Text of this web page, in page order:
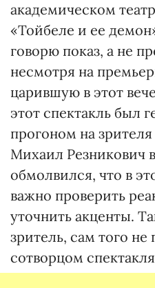
академическом
«Тойбеле и ее
говорю показ, а не
несмотря на
царившую в этот
этот спектакль был
прогоном на
Михаил Резникович
обмолвился, что в
важно проверить
уточнить акценты.
зритель, сам того не
сотворцом